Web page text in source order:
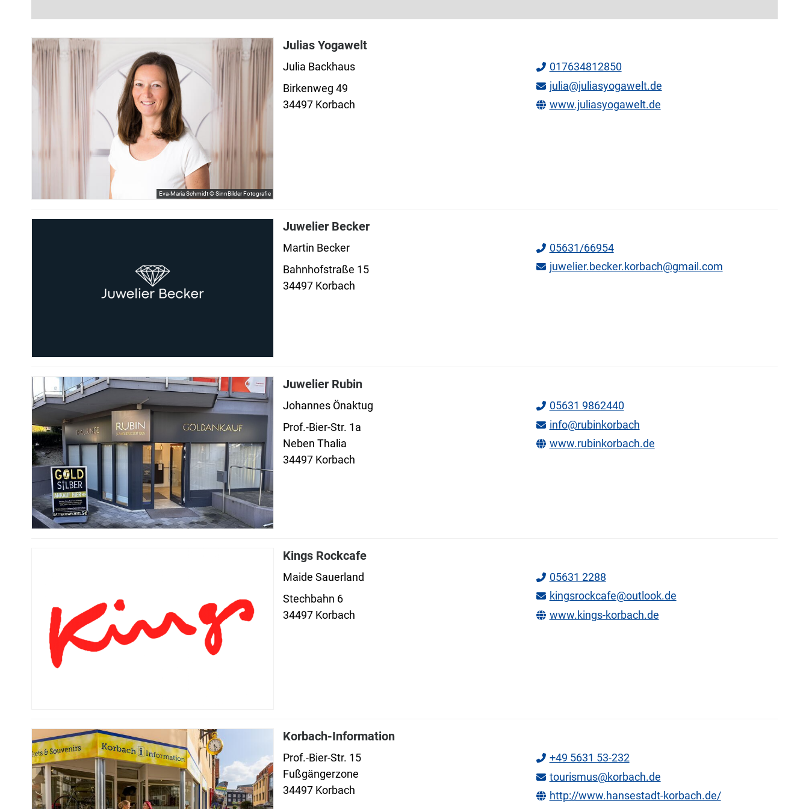
Julias Yogawelt
Julia Backhaus
Birkenweg 49
34497 Korbach
017634812850
julia@juliasyogawelt.de
www.juliasyogawelt.de
Eva-Maria Schmidt © SinnBilder Fotografie
Juwelier Becker
Martin Becker
Bahnhofstraße 15
34497 Korbach
05631/66954
juwelier.becker.korbach@gmail.com
Juwelier Rubin
Johannes Önaktug
Prof.-Bier-Str. 1a
Neben Thalia
34497 Korbach
05631 9862440
info@rubinkorbach
www.rubinkorbach.de
Kings Rockcafe
Maide Sauerland
Stechbahn 6
34497 Korbach
05631 2288
kingsrockcafe@outlook.de
www.kings-korbach.de
Korbach-Information
Prof.-Bier-Str. 15
Fußgängerzone
34497 Korbach
+49 5631 53-232
tourismus@korbach.de
http://www.hansestadt-korbach.de/